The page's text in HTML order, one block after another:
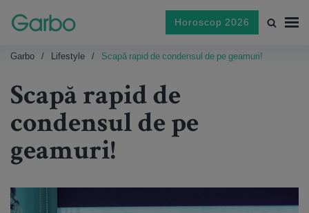
Horoscop 2026
Garbo Lifestyle Scapă rapid de condensul de pe geamuri!
Scapă rapid de
condensul de pe
geamuri!